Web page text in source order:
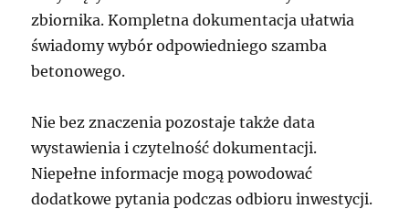
zbiornika. Kompletna dokumentacja ułatwia
świadomy wybór odpowiedniego szamba
betonowego.
Nie bez znaczenia pozostaje także data
wystawienia i czytelność dokumentacji.
Niepełne informacje mogą powodować
dodatkowe pytania podczas odbioru inwestycji.